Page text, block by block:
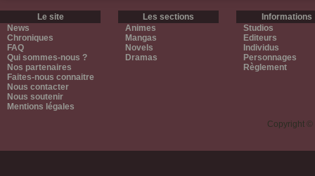
Le site
News
Chroniques
FAQ
Qui sommes-nous ?
Nos partenaires
Faites-nous connaitre
Nous contacter
Nous soutenir
Mentions légales
Les sections
Animes
Mangas
Novels
Dramas
Informations
Studios
Editeurs
Individus
Personnages
Règlement
Copyright ©